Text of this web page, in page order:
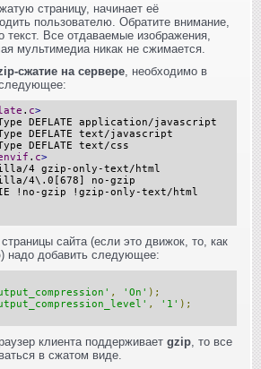
страницу, начинает её
пользователю. Обратите внимание,
текст. Все отдаваемые изображения,
мультимедиа никак не сжимается.
сжатие на сервере , необходимо в
. c>
DEFLATE application/javascript
DEFLATE text/javascript
DEFLATE text/css
. c>
4 gzip-only-text/html
4\.0[678] no-gzip
!no-gzip !gzip-only-text/html
сайта (если это движок, то, как
) надо добавить следующее:
, 'On' );
, '1' );
клиента поддерживает gzip , то все
в сжатом виде.